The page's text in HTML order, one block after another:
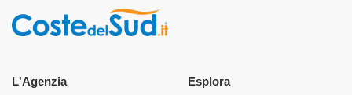
L'Agenzia Esplora